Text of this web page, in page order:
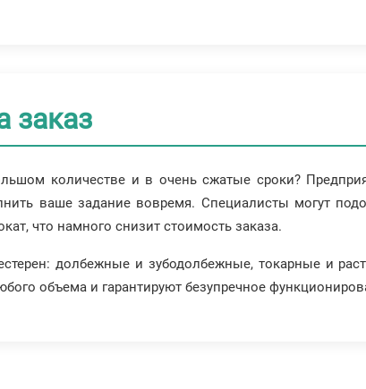
заказ
количестве и в очень сжатые сроки?
ваше задание вовремя. Специалисты могут
что намного снизит стоимость заказа.
долбежные и зубодолбежные, токарные и
объема и гарантируют безупречное